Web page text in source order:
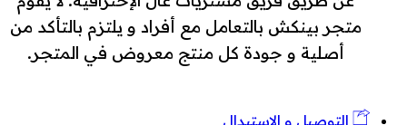
متجر بينكش بالتعامل مع أفراد و يلتزم بالتأكد من
أصلية و جودة كل منتج معروض في المتجر.
التوصيل و الإستبدال